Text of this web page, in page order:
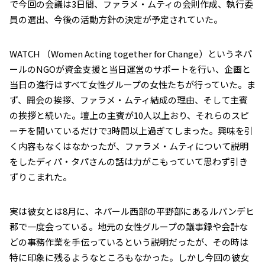
で今回の会議は3日間、ファラメ・ムティの会則作成、執行委
員の選出、今後の活動方針の決定が予定されていた。
WATCH （Women Acting together for Change）というネパ
ールのNGOが資金支援と当日運営のサポートを行い、企画と
当日の進行はすべて女性グループの女性たちが行っていた。ま
ず、開会の挨拶、ファラメ・ムティ結成の理由、そして主賓
の挨拶と続いた。壇上の主賓が10人以上おり、それらのスピ
ーチを聞いているだけで3時間以上過ぎてしまった。興味を引
く内容もなくはなかったが、ファラメ・ムティについて説明
をしたディパ・タパさんの話は力がこもっていて思わず引き
ずりこまれた。
実は彼女とは8月に、ネパール西部の平野部にあるルパンデヒ
郡で一度会っている。地元の女性グループの議事録や会計な
どの事務作業を手伝っているという説明だったが、その時は
特に印象に残るようなところもなかった。しかし今回の彼女